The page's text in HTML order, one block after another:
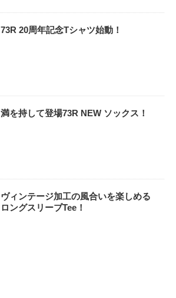
73R 20周年記念Tシャツ始動！
満を持して登場73R NEW ソックス！
ヴィンテージ加工の風合いを楽しめる
ロングスリーブTee！